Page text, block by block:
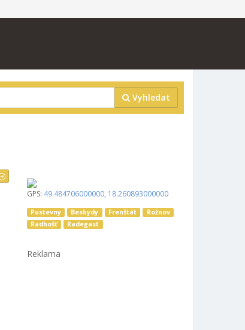
Vyhledat
GPS: 49.484706000000, 18.260893000000
Pustevny Beskydy Frenštát
Rožnov
Radhošť
Radegast
Reklama